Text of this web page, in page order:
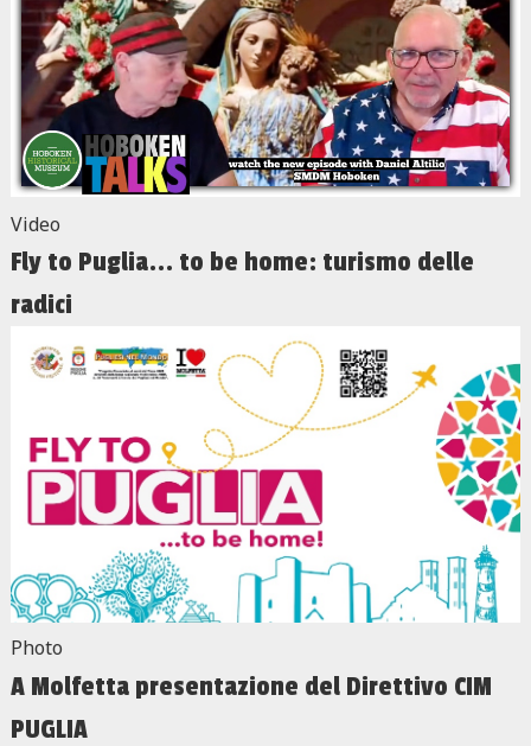
Video
Fly to Puglia... to be home: turismo delle
radici
Photo
A Molfetta presentazione del Direttivo CIM
PUGLIA